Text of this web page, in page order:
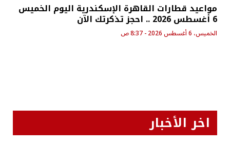
مواعيد قطارات القاهرة الإسكندرية اليوم الخميس
6 أغسطس 2026 .. احجز تذكرتك الآن
الخميس، 6 أغسطس 2026 - 8:37 ص
اخر الأخبار